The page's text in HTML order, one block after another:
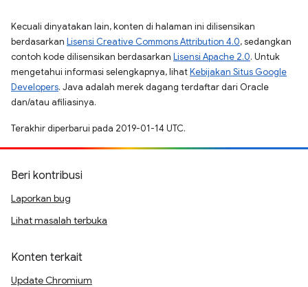
Kecuali dinyatakan lain, konten di halaman ini dilisensikan
berdasarkan Lisensi Creative Commons Attribution 4.0, sedangkan
contoh kode dilisensikan berdasarkan Lisensi Apache 2.0. Untuk
mengetahui informasi selengkapnya, lihatKebijakan Situs Google
Developers. Java adalah merek dagang terdaftar dari Oracle
dan/atau afiliasinya.
Terakhir diperbarui pada 2019-01-14 UTC.
Beri kontribusi
Laporkan bug
Lihat masalah terbuka
Konten terkait
Update Chromium